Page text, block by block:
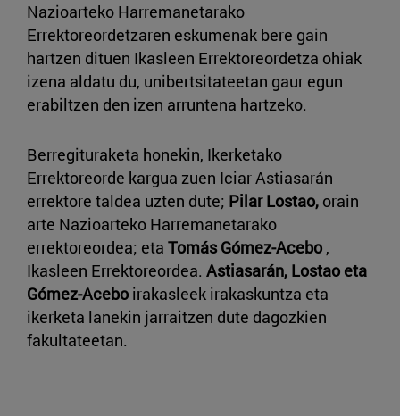
Nazioarteko Harremanetarako
Errektoreordetzaren eskumenak bere gain
hartzen dituen Ikasleen Errektoreordetza ohiak
izena aldatu du, unibertsitateetan gaur egun
erabiltzen den izen arruntena hartzeko.
Berregituraketa honekin, Ikerketako
Errektoreorde kargua zuen Iciar Astiasarán
errektore taldea uzten dute; Pilar Lostao, orain
arte Nazioarteko Harremanetarako
errektoreordea; eta Tomás Gómez-Acebo ,
Ikasleen Errektoreordea. Astiasarán, Lostao eta
Gómez-Acebo irakasleek irakaskuntza eta
ikerketa lanekin jarraitzen dute dagozkien
fakultateetan.